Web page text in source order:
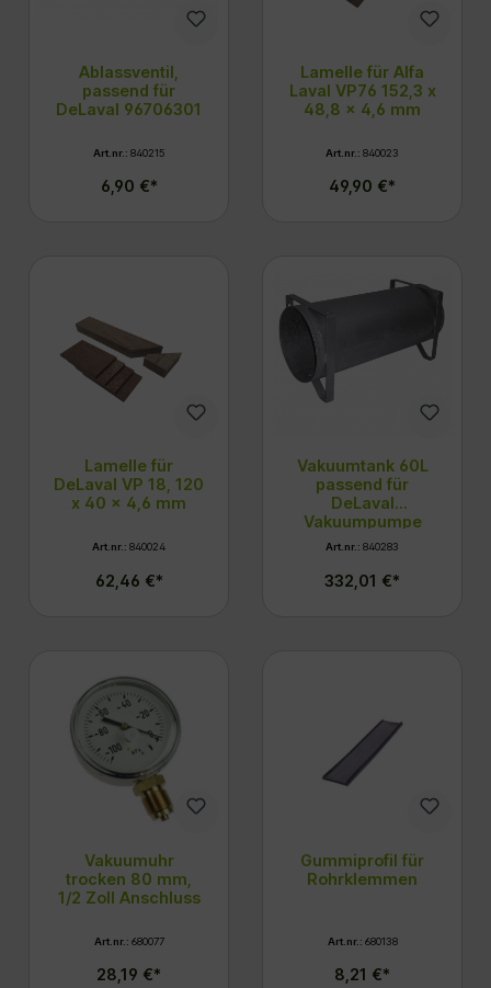
Ablassventil,
passend für
DeLaval 96706301
Art.nr.: 840215
6,90 €*
Lamelle für Alfa
Laval VP76 152,3 x
48,8 x 4,6 mm
Art.nr.: 840023
49,90 €*
Lamelle für
DeLaval VP 18, 120
x 40 x 4,6 mm
Art.nr.: 840024
62,46 €*
Vakuumtank 60L
passend für
DeLaval
Vakuumpumpe
Art.nr.: 840283
332,01 €*
Vakuumuhr
trocken 80 mm,
1/2 Zoll Anschluss
Art.nr.: 680077
28,19 €*
Gummiprofil für
Rohrklemmen
Art.nr.: 680138
8,21 €*